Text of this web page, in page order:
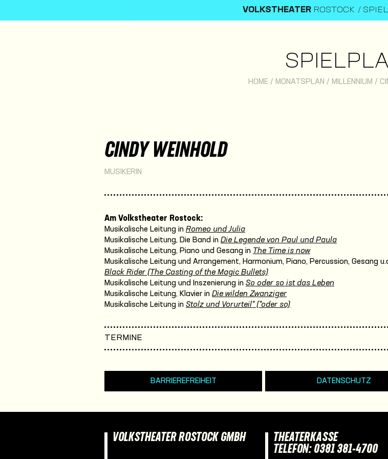
VOLKSTHEATER ROSTOCK
HOME / MONATSPLAN / MILLENNIUM /
CINDY WEINHOLD
MUSIKERIN
Am Volkstheater Rostock:
Musikalische Leitung in Romeo und Julia
Musikalische Leitung, Die Band in Die Legende von Paul und Paula
Musikalische Leitung, Piano und Gesang in The Time is now
Musikalische Leitung und Arrangement, Harmonium, Piano, Percussion, Gesang
Black Rider (The Casting of the Magic Bullets)
Musikalische Leitung und Inszenierung in So oder so ist das Leben
Musikalische Leitung, Klavier in Die wilden Zwanziger
Musikalische Leitung in Stolz und Vorurteil* (*oder so)
TERMINE
BARRIEREFREIHEIT DATENSCHUTZ
VOLKSTHEATER ROSTOCK GMBH
THEATERKASSE
TELEFON: 0381 381-4700